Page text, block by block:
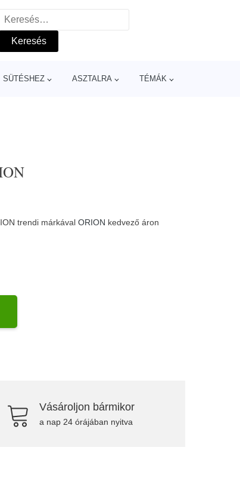
Keresés:
SÜTÉSHEZ ASZTALRA TÉMÁK
trendi márkávalORION kedvező áron
Vásároljon bármikor
a nap 24 órájában nyitva